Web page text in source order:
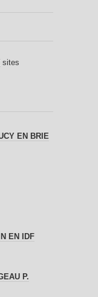
sites
EN BRIE
EN IDF
P.